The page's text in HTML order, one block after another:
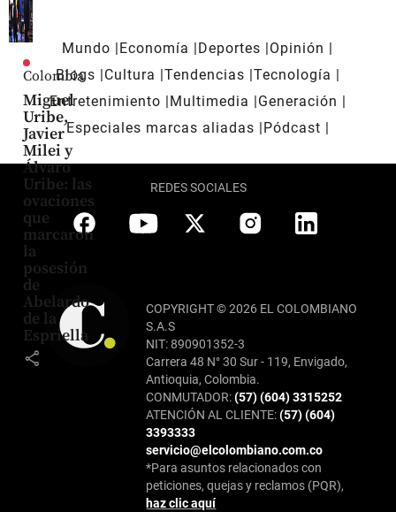
Colombia
Miguel
Uribe,
Javier
Milei y
Álvaro
Uribe: las
ovaciones
que
marcaron
la
posesión
de
Abelardo
de la
Espriella
share
Mundo Economía Deportes
Opinión
Blogs
Cultura Tendencias Tecnología
Entretenimiento
Multimedia
Generación
Especiales marcas aliadas
Pódcast
REDES SOCIALES
COPYRIGHT © 2026 EL COLOMBIANO
S.A.S
NIT: 890901352-3
Carrera 48 N° 30 Sur - 119, Envigado,
Antioquia, Colombia.
CONMUTADOR:(57) (604) 3315252
ATENCIÓN AL CLIENTE:(57) (604)
3393333
servicio@elcolombiano.com.co
*Para asuntos relacionados con
peticiones, quejas y reclamos (PQR),
haz clic aquí